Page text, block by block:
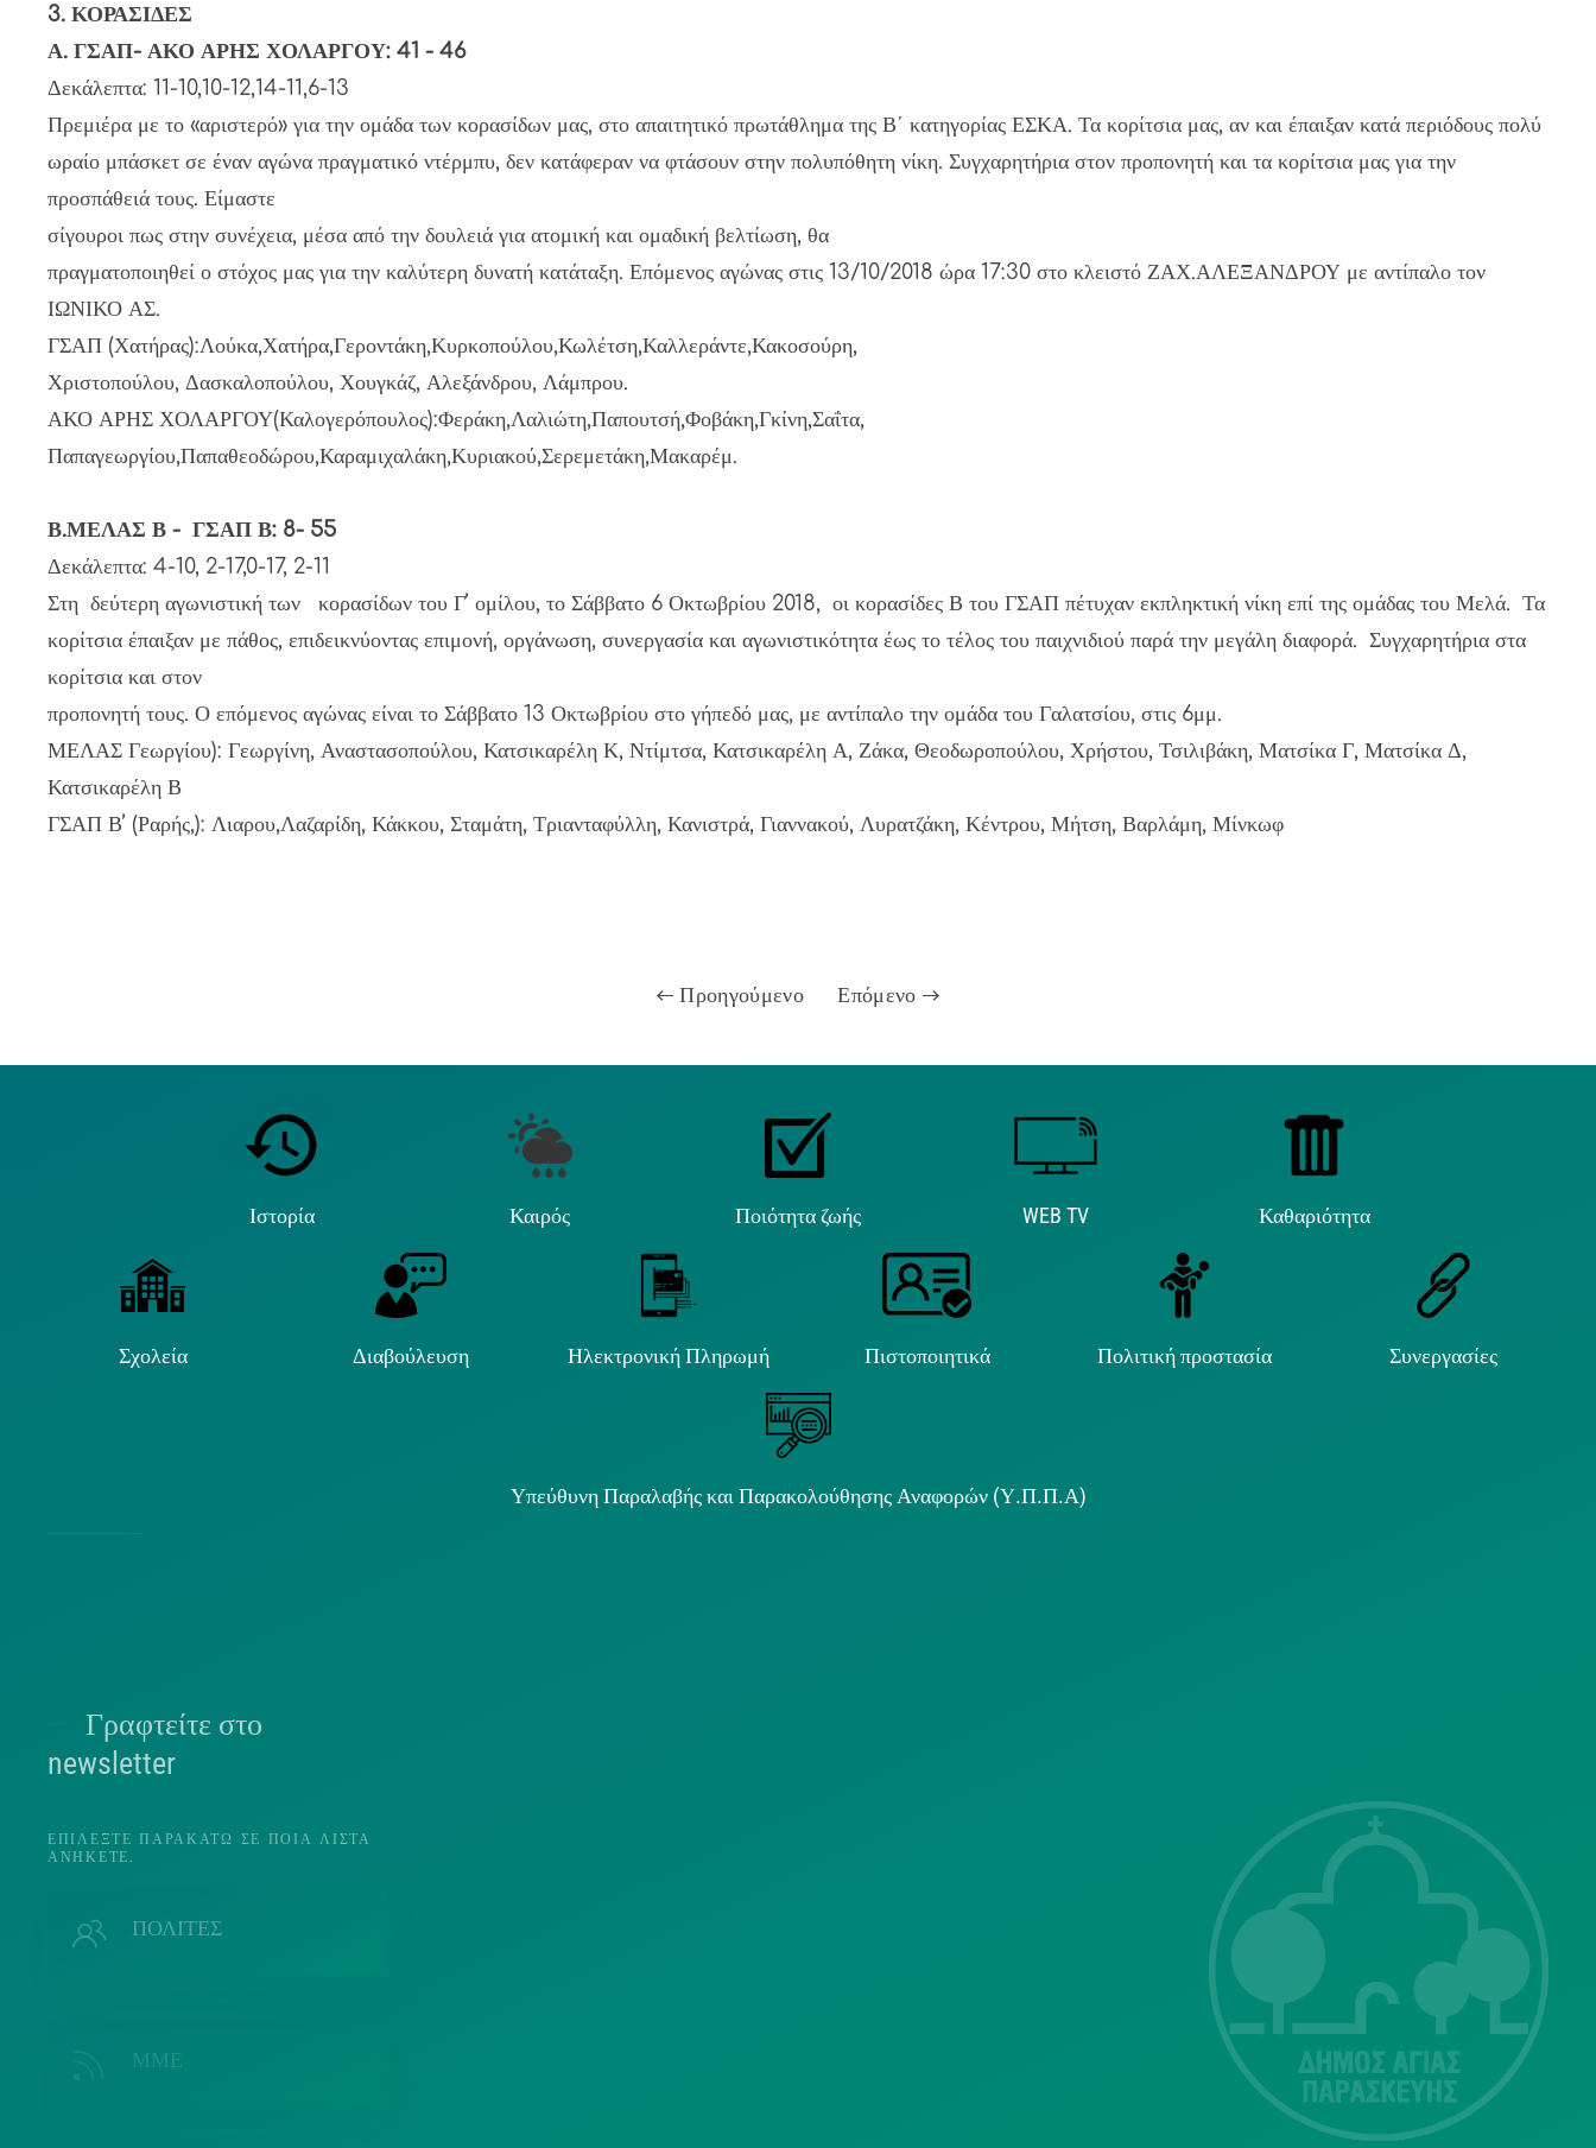
3. ΚΟΡΑΣΙΔΕΣ
Α. ΓΣΑΠ- ΑΚΟ ΑΡΗΣ ΧΟΛΑΡΓΟΥ: 41 - 46
Δεκάλεπτα: 11-10,10-12,14-11,6-13
Πρεμιέρα με το «αριστερό» για την ομάδα των κορασίδων μας, στο απαιτητικό πρωτάθλημα της Β΄ κατηγορίας ΕΣΚΑ. Τα κορίτσια μας, αν και έπαιξαν κατά περιόδους πολύ
ωραίο μπάσκετ σε έναν αγώνα πραγματικό ντέρμπυ, δεν κατάφεραν να φτάσουν στην πολυπόθητη νίκη. Συγχαρητήρια στον προπονητή και τα κορίτσια μας για την
προσπάθειά τους. Είμαστε
σίγουροι πως στην συνέχεια, μέσα από την δουλειά για ατομική και ομαδική βελτίωση, θα
πραγματοποιηθεί ο στόχος μας για την καλύτερη δυνατή κατάταξη. Επόμενος αγώνας στις 13/10/2018 ώρα 17:30 στο κλειστό ΖΑΧ.ΑΛΕΞΑΝΔΡΟΥ με αντίπαλο τον
ΙΩΝΙΚΟ ΑΣ.
ΓΣΑΠ (Χατήρας):Λούκα,Χατήρα,Γεροντάκη,Κυρκοπούλου,Κωλέτση,Καλλεράντε,Κακοσούρη,
Χριστοπούλου, Δασκαλοπούλου, Χουγκάζ, Αλεξάνδρου, Λάμπρου.
ΑΚΟ ΑΡΗΣ ΧΟΛΑΡΓΟΥ(Καλογερόπουλος):Φεράκη,Λαλιώτη,Παπουτσή,Φοβάκη,Γκίνη,Σαΐτα,
Παπαγεωργίου,Παπαθεοδώρου,Καραμιχαλάκη,Κυριακού,Σερεμετάκη,Μακαρέμ.
Β.ΜΕΛΑΣ Β - ΓΣΑΠ Β: 8- 55
Δεκάλεπτα: 4-10, 2-17,0-17, 2-11
Στη δεύτερη αγωνιστική των κορασίδων του Γ’ ομίλου, το Σάββατο 6 Οκτωβρίου 2018, οι κορασίδες Β του ΓΣΑΠ πέτυχαν εκπληκτική νίκη επί της ομάδας του Μελά. Τα
κορίτσια έπαιξαν με πάθος, επιδεικνύοντας επιμονή, οργάνωση, συνεργασία και αγωνιστικότητα έως το τέλος του παιχνιδιού παρά την μεγάλη διαφορά. Συγχαρητήρια στα
κορίτσια και στον
προπονητή τους. Ο επόμενος αγώνας είναι το Σάββατο 13 Οκτωβρίου στο γήπεδό μας, με αντίπαλο την ομάδα του Γαλατσίου, στις 6μμ.
ΜΕΛΑΣ Γεωργίου): Γεωργίνη, Αναστασοπούλου, Κατσικαρέλη Κ, Ντίμτσα, Κατσικαρέλη Α, Ζάκα, Θεοδωροπούλου, Χρήστου, Τσιλιβάκη, Ματσίκα Γ, Ματσίκα Δ,
Κατσικαρέλη Β
ΓΣΑΠ Β’ (Ραρής,): Λιαρου,Λαζαρίδη, Κάκκου, Σταμάτη, Τριανταφύλλη, Κανιστρά, Γιαννακού, Λυρατζάκη, Κέντρου, Μήτση, Βαρλάμη, Μίνκωφ
Προηγούμενο Επόμενο
Ιστορία Καιρός Ποιότητα ζωής WEB TV Καθαριότητα
Σχολεία Διαβούλευση Ηλεκτρονική Πληρωμή Πιστοποιητικά Πολιτική προστασία Συνεργασίες
Υπεύθυνη Παραλαβής και Παρακολούθησης Αναφορών (Υ.Π.Π.Α)
Γραφτείτε στο
newsletter
ΕΠΙΛΈΞΤΕ ΠΑΡΑΚΆΤΩ ΣΕ ΠΟΙΑ ΛΊΣΤΑ
ΑΝΉΚΕΤΕ.
ΠΟΛΙΤΕΣ
ΜΜΕ
415-417
Τ.Κ.15343
Αγία Παρασκευή
213 2004500